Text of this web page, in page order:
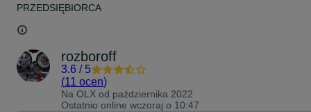
PRZEDSIĘBIORCA
rozboroff
3.6 / 5
(11 ocen)
Na OLX od października 2022
Ostatnio online wczoraj o 10:47